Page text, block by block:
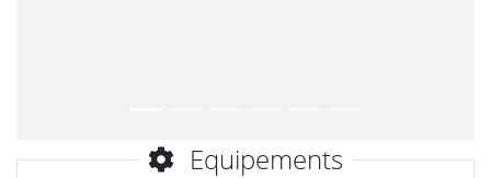
Equipements